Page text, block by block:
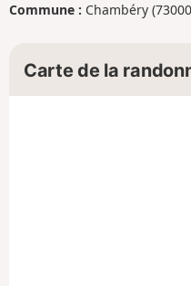
Commune : Chambéry
Carte de la